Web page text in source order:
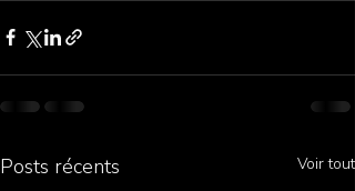
Posts récents Voir tout